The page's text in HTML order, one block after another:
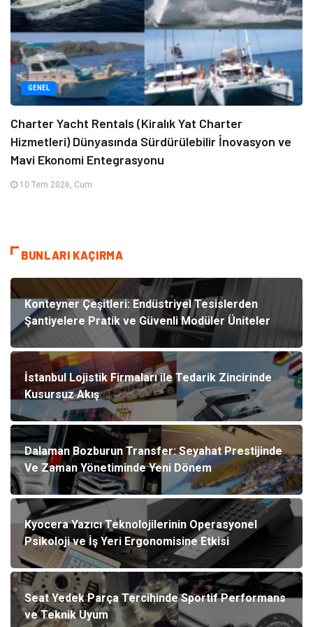
GENEL
Charter Yacht Rentals (Kiralık Yat Charter
Hizmetleri) Dünyasında Sürdürülebilir İnovasyon ve
Mavi Ekonomi Entegrasyonu
10 Tem 2026, Cum
BUNLARI KAÇIRMA
Konteyner Çeşitleri: Endüstriyel Tesislerden
Şantiyelere Pratik ve Güvenli Modüler Üniteler
İstanbul Lojistik Firmaları ile Tedarik Zincirinde
Kusursuz Akış
Dalaman Bozburun Transfer: Seyahat Prestijinde
Ve Zaman Yönetiminde Yeni Dönem
Kyocera Yazıcı Teknolojilerinin Operasyonel
Psikoloji ve İş Yeri Ergonomisine Etkisi
Seat Yedek Parça Tercihinde Sportif Performans
ve Teknik Uyum